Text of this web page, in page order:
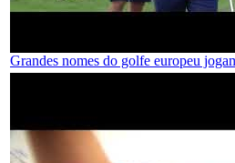
Grandes nomes do golfe europeu